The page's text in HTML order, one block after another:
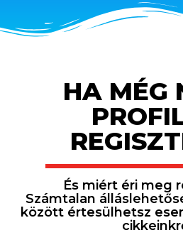
HA MÉG
És miért éri meg
Számtalan
között értesülhetsz